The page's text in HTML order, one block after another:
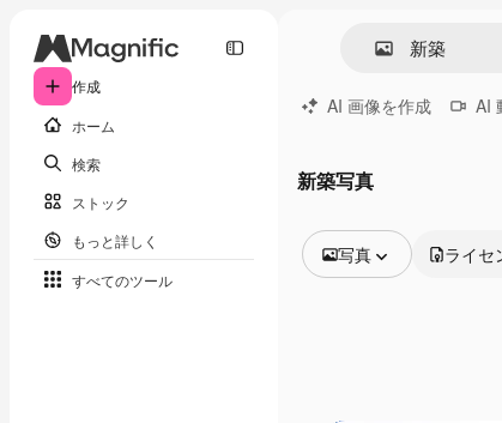
作成
ホーム
検索
ストック
もっと詳しく
すべてのツール
AI 画像を作成 AI
新築写真
写真 ライセ